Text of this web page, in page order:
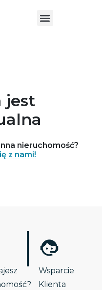
jest
nieruchomość?
z nami!
Wsparcie
Klienta